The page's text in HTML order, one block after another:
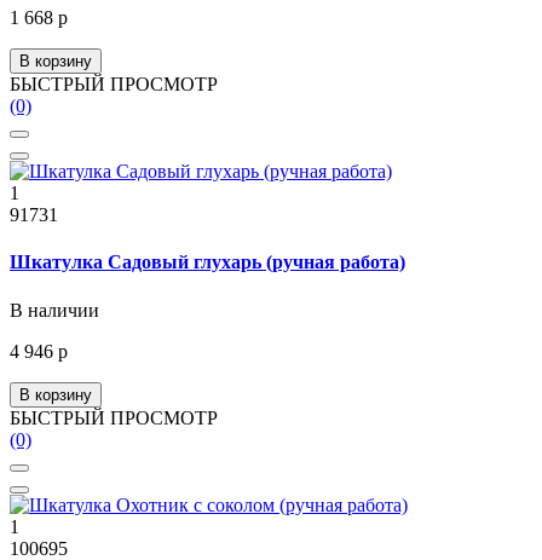
1 668 р
В корзину
БЫСТРЫЙ ПРОСМОТР
(0)
1
91731
Шкатулка Садовый глухарь (ручная работа)
В наличии
4 946 р
В корзину
БЫСТРЫЙ ПРОСМОТР
(0)
1
100695